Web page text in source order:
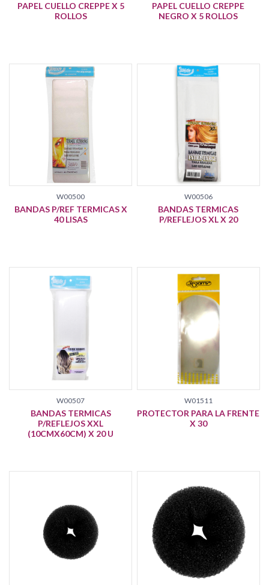
PAPEL CUELLO CREPPE X 5
ROLLOS
PAPEL CUELLO CREPPE
NEGRO X 5 ROLLOS
W00500
BANDAS P/REF TERMICAS X
40 LISAS
W00506
BANDAS TERMICAS
P/REFLEJOS XL X 20
W00507
BANDAS TERMICAS
P/REFLEJOS XXL
(10CMX60CM) X 20 U
W01511
PROTECTOR PARA LA FRENTE
X 30